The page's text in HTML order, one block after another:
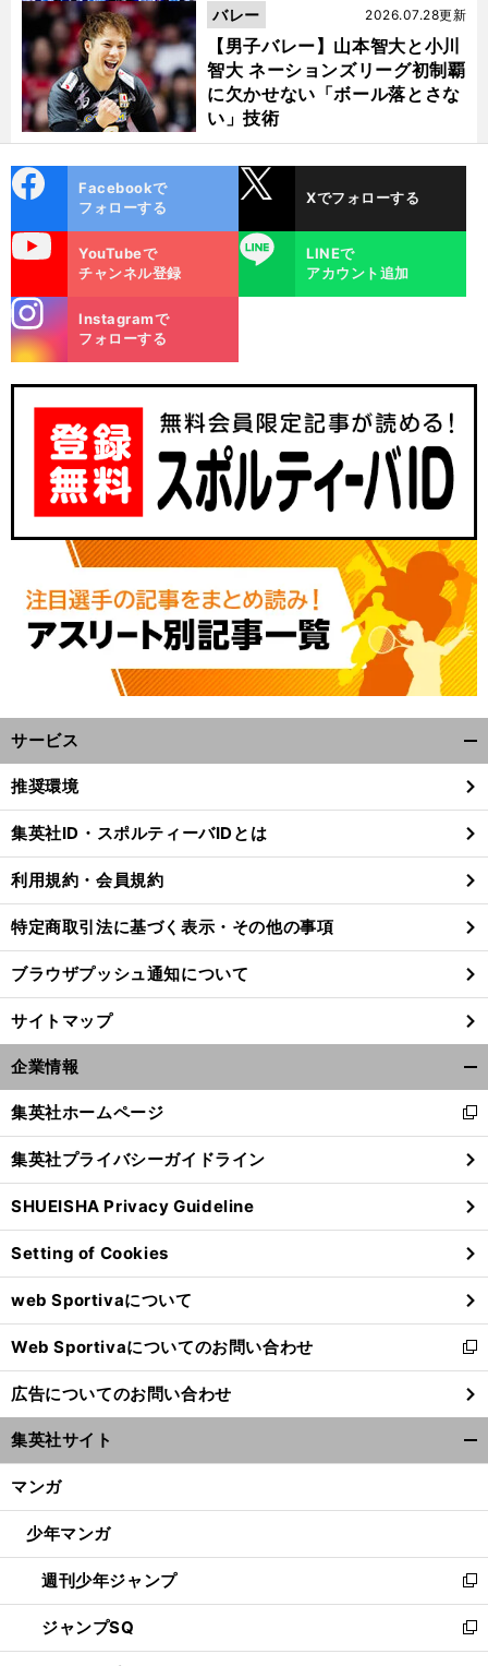
へ
【男子バレー】山本智大と小川
智大 ネーションズリーグ初制覇
に欠かせない「ボール落とさな
い」技術
2026.07.28更新
バレー
ok
Facebookで
フォローする
Xでフォローする
YouTubeで
チャンネル登録
LINE
LINEで
アカウント追加
m
Instagramで
フォローする
サービス
閉
る
推奨環境
集英社ID・スポルティーバIDとは
利用規約・会員規約
特定商取引法に基づく表示・その他の事項
ブラウザプッシュ通知について
サイトマップ
企業情報
閉
る
集英社ホームページ
新
し
い
ウ
ィ
ン
ド
ウ
で
開
く
集英社プライバシーガイドライン
SHUEISHA Privacy Guideline
Setting of Cookies
web Sportivaについて
Web Sportivaについてのお問い合わせ
新
し
い
ウ
ィ
ン
ウ
開
く
広告についてのお問い合わせ
集英社サイト
マンガ
少年マンガ
週刊少年ジャンプ
新
し
い
ウ
ジャンプSQ
新
し